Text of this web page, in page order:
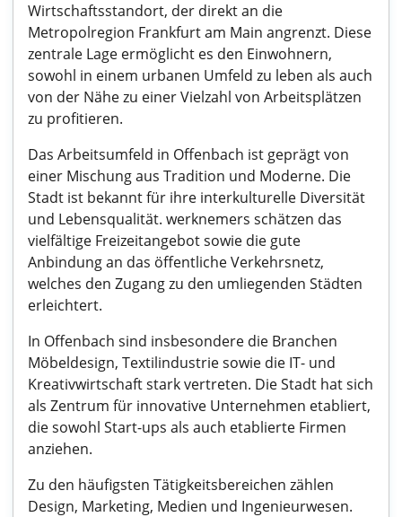
Wirtschaftsstandort, der direkt an die
Metropolregion Frankfurt am Main angrenzt. Diese
zentrale Lage ermöglicht es den Einwohnern,
sowohl in einem urbanen Umfeld zu leben als auch
von der Nähe zu einer Vielzahl von Arbeitsplätzen
zu profitieren.
Das Arbeitsumfeld in Offenbach ist geprägt von
einer Mischung aus Tradition und Moderne. Die
Stadt ist bekannt für ihre interkulturelle Diversität
und Lebensqualität. werknemers schätzen das
vielfältige Freizeitangebot sowie die gute
Anbindung an das öffentliche Verkehrsnetz,
welches den Zugang zu den umliegenden Städten
erleichtert.
In Offenbach sind insbesondere die Branchen
Möbeldesign, Textilindustrie sowie die IT- und
Kreativwirtschaft stark vertreten. Die Stadt hat sich
als Zentrum für innovative Unternehmen etabliert,
die sowohl Start-ups als auch etablierte Firmen
anziehen.
Zu den häufigsten Tätigkeitsbereichen zählen
Design, Marketing, Medien und Ingenieurwesen.